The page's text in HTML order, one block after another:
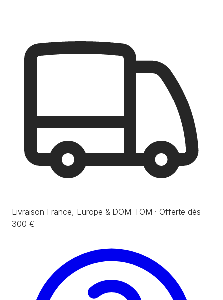
Livraison France, Europe & DOM-TOM · Offerte dès
300 €